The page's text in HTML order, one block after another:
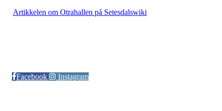
Artikkelen om Otrahallen på Setesdalswiki
Facebook
Instagram